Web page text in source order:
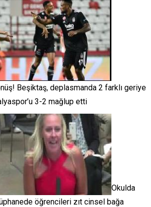
Beşiktaş, deplasmanda 2 farklı geriye
3-2 mağlup etti
Okulda
öğrencileri zıt cinsel bağa